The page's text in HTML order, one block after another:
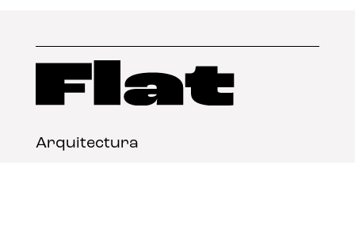
Arquitectura